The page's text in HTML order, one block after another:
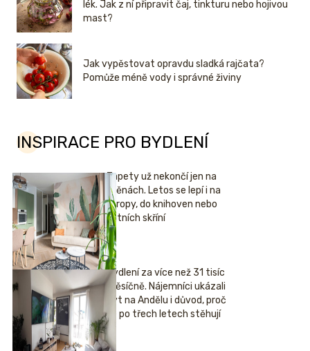
lék. Jak z ní připravit čaj, tinkturu nebo hojivou
mast?
Jak vypěstovat opravdu sladká rajčata?
Pomůže méně vody i správné živiny
INSPIRACE PRO BYDLENÍ
Tapety už nekončí jen na
stěnách. Letos se lepí i na
stropy, do knihoven nebo
šatních skříní
Bydlení za více než 31 tisíc
měsíčně. Nájemníci ukázali
byt na Andělu i důvod, proč
se po třech letech stěhují